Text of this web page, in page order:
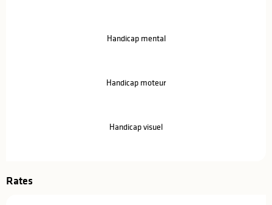
Handicap mental
Handicap moteur
Handicap visuel
Rates